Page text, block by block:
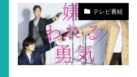
テレビ番組